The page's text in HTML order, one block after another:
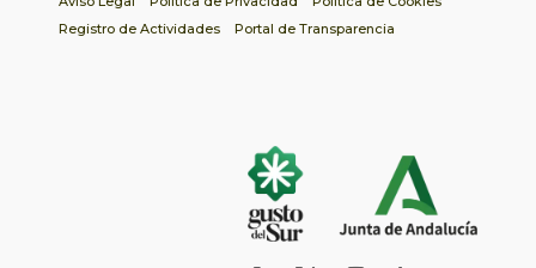
Registro de Actividades
Portal de Transparencia